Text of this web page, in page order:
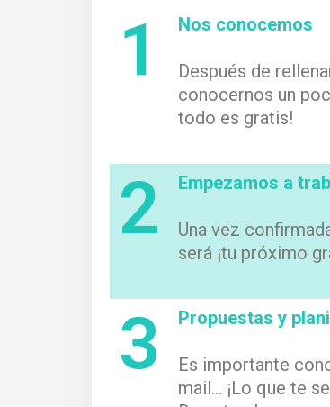
1 Nos conocemos
Después de
conocernos un
todo es gratis!
2 Empezamos a
Una vez
será ¡tu próximo
3 Propuestas y
Es importante
mail… ¡Lo que te